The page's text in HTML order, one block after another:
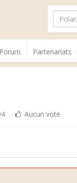
Forum Partenariats
Aucun vote